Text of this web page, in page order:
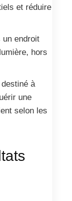
et réduire
un endroit
hors
destiné à
une
selon les